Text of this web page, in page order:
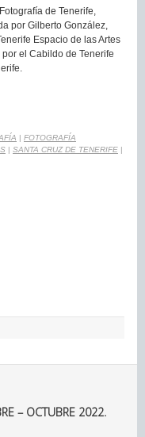
de Tenerife,
por Gilberto González,
Espacio de las Artes
el Cabildo de Tenerife
| FOTOGRAFÍA
| SANTA CRUZ DE TENERIFE |
– OCTUBRE 2022.